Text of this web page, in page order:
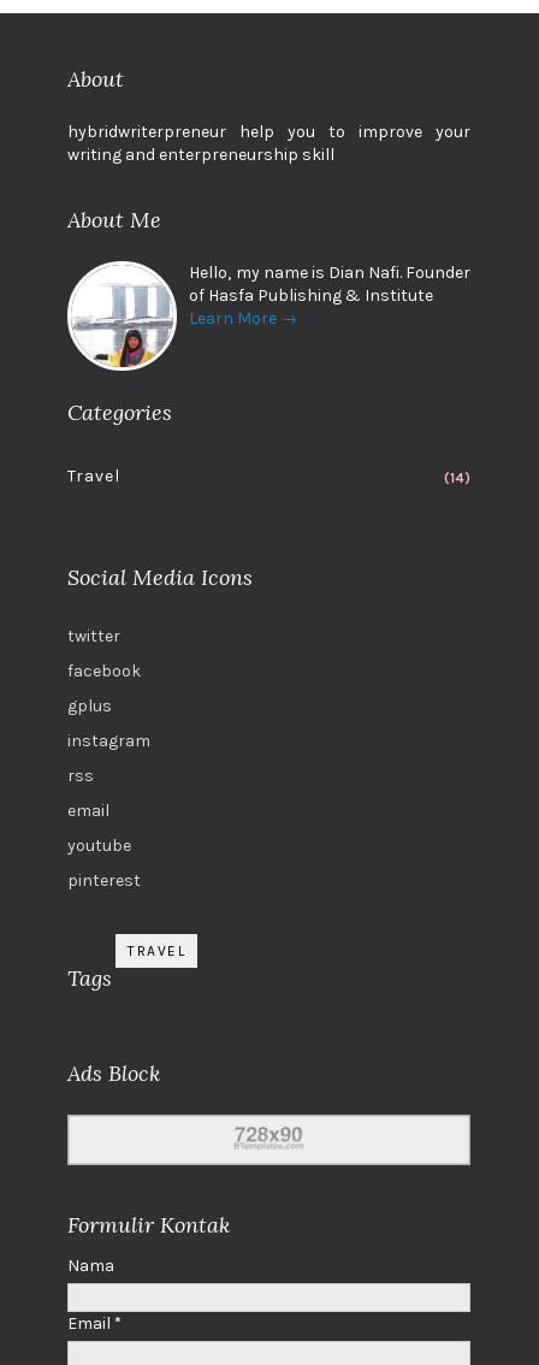
About
hybridwriterpreneur help you to improve your
writing and enterpreneurship skill
About Me
Hello, my name is Dian Nafi. Founder
of Hasfa Publishing & Institute
Learn More →
Categories
Travel (14)
Social Media Icons
twitter
facebook
gplus
instagram
rss
email
youtube
pinterest
Tags
TRAVEL
Ads Block
Formulir Kontak
Nama
Email *